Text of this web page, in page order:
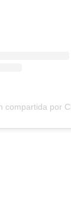
compartida por